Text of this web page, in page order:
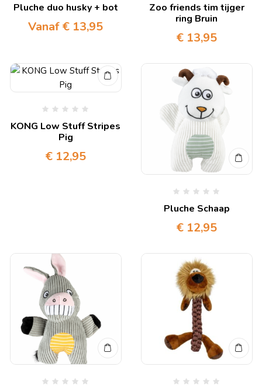
Pluche duo husky + bot
Vanaf€ 13,95
Zoo friends tim tijger
ring Bruin
€ 13,95
KONG Low Stuff Stripes
Pig
€ 12,95
Pluche Schaap
€ 12,95